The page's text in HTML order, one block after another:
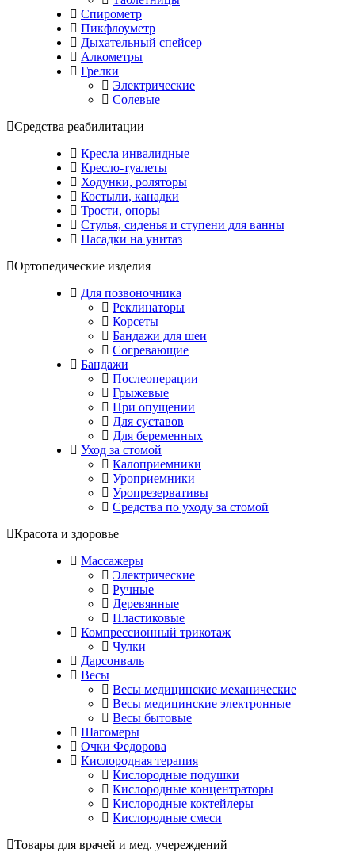
Спирометр
Пикфлоуметр
Дыхательный спейсер
Алкометры
Грелки
Электрические
Солевые
Средства реабилитации
Кресла инвалидные
Кресло-туалеты
Ходунки, роляторы
Костыли, канадки
Трости, опоры
Стулья, сиденья и ступени для ванны
Насадки на унитаз
Ортопедические изделия
Для позвоночника
Реклинаторы
Корсеты
Бандажи для шеи
Согревающие
Бандажи
Послеоперации
Грыжевые
При опущении
Для суставов
Для беременных
Уход за стомой
Калоприемники
Уроприемники
Уропрезервативы
Средства по уходу за стомой
Красота и здоровье
Массажеры
Электрические
Ручные
Деревянные
Пластиковые
Компрессионный трикотаж
Чулки
Дарсонваль
Весы
Весы медицинские механические
Весы медицинские электронные
Весы бытовые
Шагомеры
Очки Федорова
Кислородная терапия
Кислородные подушки
Кислородные концентраторы
Кислородные коктейлеры
Кислородные смеси
Товары для врачей и мед. учереждений